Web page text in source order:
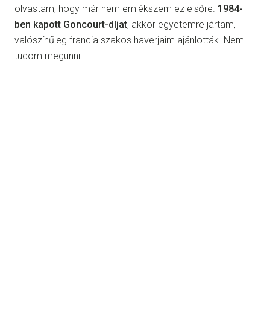
olvastam, hogy már nem emlékszem ez elsőre. 1984-
ben kapott Goncourt-díjat, akkor egyetemre jártam,
valószínűleg francia szakos haverjaim ajánlották. Nem
tudom megunni.